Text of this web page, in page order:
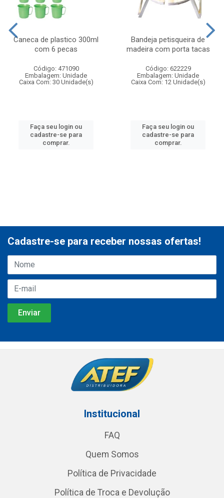
Caneca de plastico 300ml
com 6 pecas
Código: 471090
Embalagem: Unidade
Caixa Com: 30 Unidade(s)
Faça seu login ou
cadastre-se para
comprar.
Bandeja petisqueira de
madeira com porta tacas
Código: 622229
Embalagem: Unidade
Caixa Com: 12 Unidade(s)
Faça seu login ou
cadastre-se para
comprar.
Cadastre-se para receber nossas ofertas!
Institucional
FAQ
Quem Somos
Política de Privacidade
Política de Troca e Devolução